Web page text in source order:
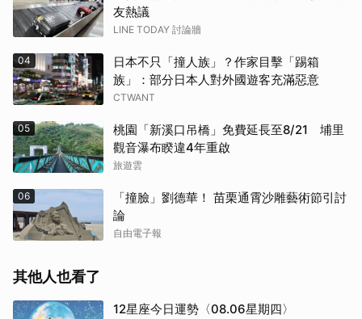
友熱議
LINE TODAY 討論牆
04
日本不只「撞人族」？作家目擊「踢箱
族」：部分日本人對外國遊客充滿惡意
CTWANT
05
桃園「新溪口吊橋」免費延長至8/21 埔里
觀音瀑布睽違4年重啟
旅遊雲
06
「撞臉」劉德華！ 苗栗通霄沙雕藝術節引討
論
自由電子報
其他人也看了
12星座今日運勢〈08.06星期四〉